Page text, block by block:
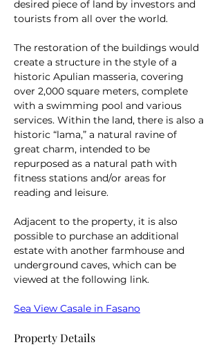
desired piece of land by investors and
tourists from all over the world.
The restoration of the buildings would
create a structure in the style of a
historic Apulian masseria, covering
over 2,000 square meters, complete
with a swimming pool and various
services. Within the land, there is also a
historic “lama,” a natural ravine of
great charm, intended to be
repurposed as a natural path with
fitness stations and/or areas for
reading and leisure.
Adjacent to the property, it is also
possible to purchase an additional
estate with another farmhouse and
underground caves, which can be
viewed at the following link.
Sea View Casale in Fasano
Property Details